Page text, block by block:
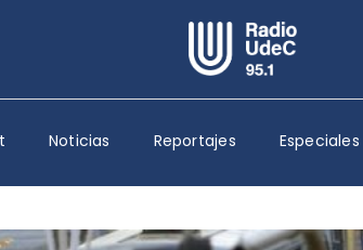
Escuchar Radio UdeC en vivo
Quiénes Somos
Programación
Podcast
Noticias Reportajes Especiales